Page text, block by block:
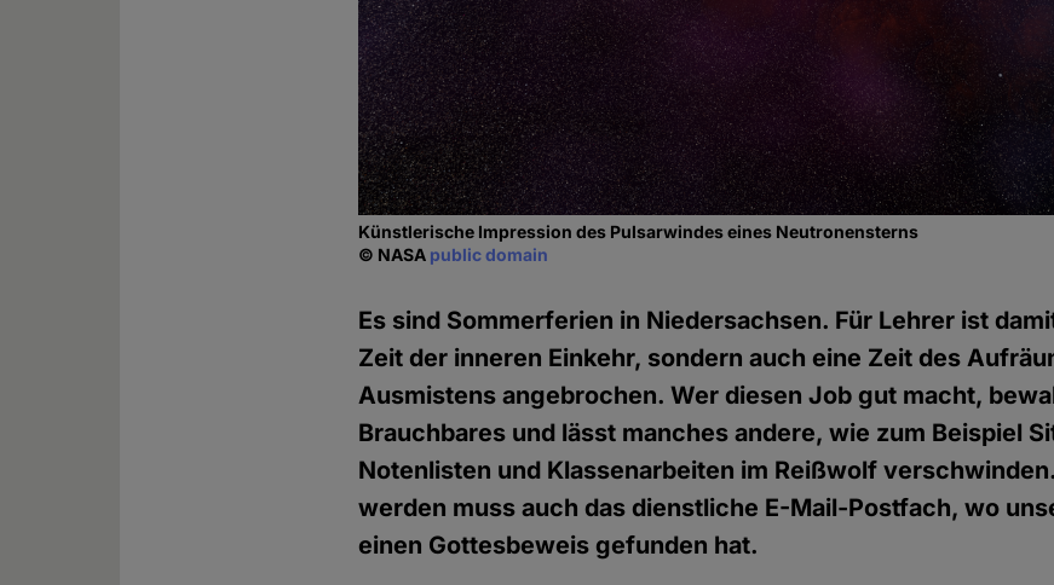
Künstlerische Impression des Pulsarwindes eines Neutronensterns
© NASA public domain
Es sind Sommerferien in Niedersachsen. Für Lehrer ist
Zeit der inneren Einkehr, sondern auch eine Zeit des
Ausmistens angebrochen. Wer diesen Job gut macht,
Brauchbares und lässt manches andere, wie zum Beispiel
Notenlisten und Klassenarbeiten im Reißwolf
werden muss auch das dienstliche E-Mail-Postfach, wo
einen Gottesbeweis gefunden hat.